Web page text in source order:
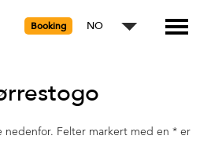
Booking NO
nedenfor. Felter markert med en * er